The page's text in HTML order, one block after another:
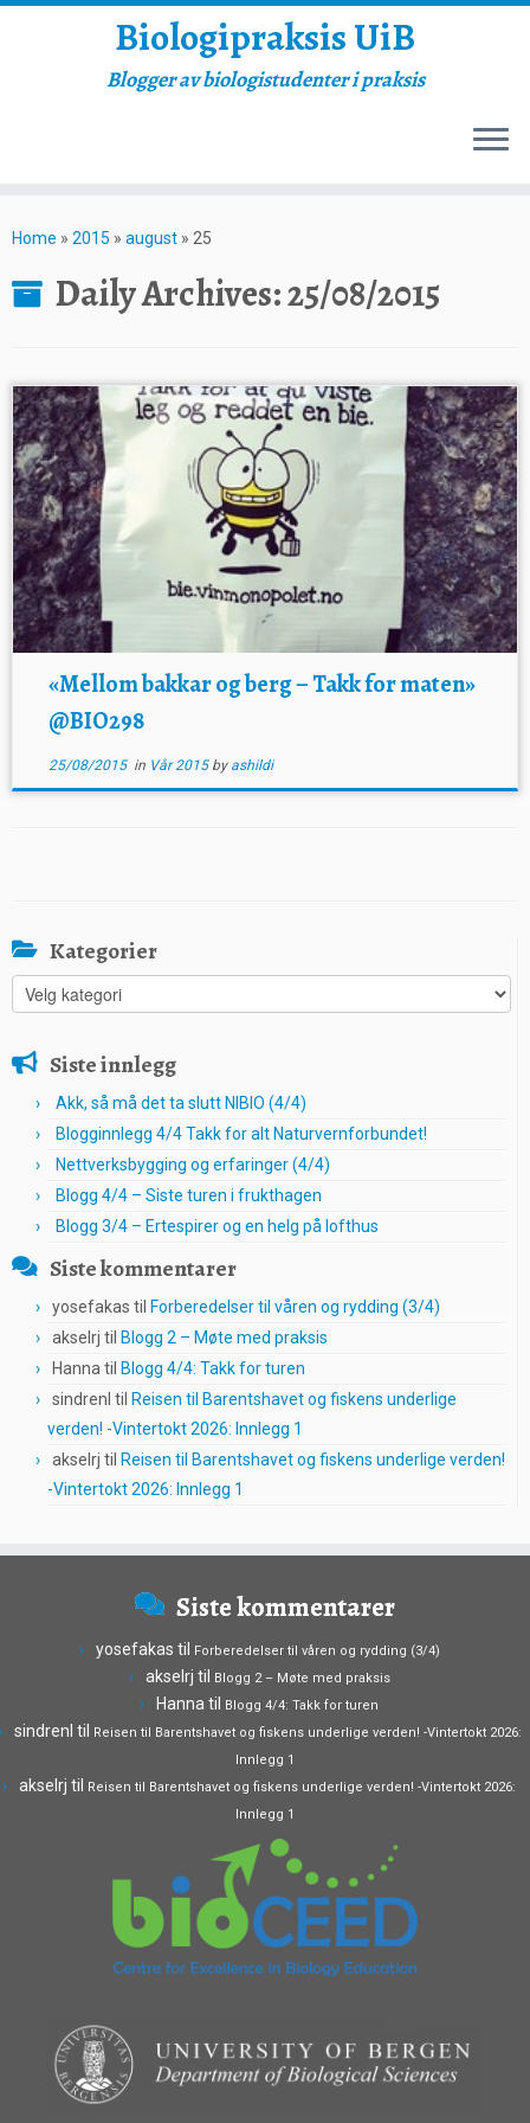
to
Biologipraksis UiB
Blogger av biologistudenter i praksis
Home » 2015 » august » 25
Daily Archives:25/08/2015
«Mellom bakkar og berg – Takk for maten»
@BIO298
25/08/2015in Vår 2015 by ashildi
Kategorier
Kategorier
Siste innlegg
Akk, så må det ta slutt NIBIO (4/4)
Blogginnlegg 4/4 Takk for alt Naturvernforbundet!
Nettverksbygging og erfaringer (4/4)
Blogg 4/4 – Siste turen i frukthagen
Blogg 3/4 – Ertespirer og en helg på lofthus
Siste kommentarer
yosefakas til Forberedelser til våren og rydding (3/4)
akselrj til Blogg 2 – Møte med praksis
Hanna til Blogg 4/4: Takk for turen
sindrenl til Reisen til Barentshavet og fiskens underlige
verden! -Vintertokt 2026: Innlegg 1
akselrj til Reisen til Barentshavet og fiskens underlige verden!
-Vintertokt 2026: Innlegg 1
Siste kommentarer
yosefakas til Forberedelser til våren og rydding (3/4)
akselrj til Blogg 2 – Møte med praksis
Hanna til Blogg 4/4: Takk for turen
sindrenl til Reisen til Barentshavet og fiskens underlige verden! -Vintertokt 2026:
Innlegg 1
akselrj til Reisen til Barentshavet og fiskens underlige verden! -Vintertokt 2026:
Innlegg 1